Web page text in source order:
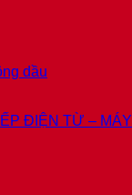
dầu
ĐIỆN TỪ – MÁY